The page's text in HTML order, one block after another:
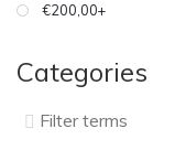
€200,00+
Categories